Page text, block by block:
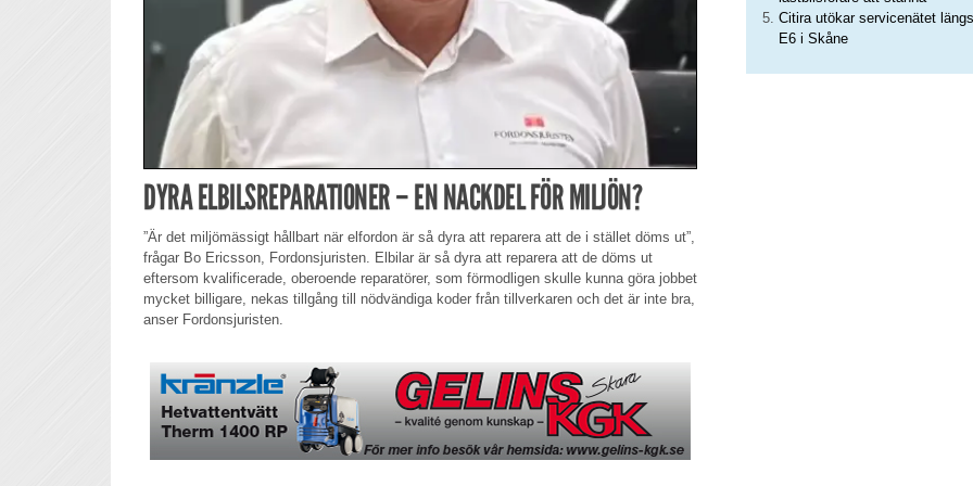
DYRA ELBILSREPARATIONER – EN NACKDEL FÖR MILJÖN?
”Är det miljömässigt hållbart när elfordon är så dyra att reparera att de i stället döms ut”,
frågar Bo Ericsson, Fordonsjuristen. Elbilar är så dyra att reparera att de döms ut
eftersom kvalificerade, oberoende reparatörer, som förmodligen skulle kunna göra jobbet
mycket billigare, nekas tillgång till nödvändiga koder från tillverkaren och det är inte bra,
anser Fordonsjuristen.
Citira utökar servicenätet längs
E6 i Skåne